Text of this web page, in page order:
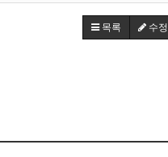
목록 수정